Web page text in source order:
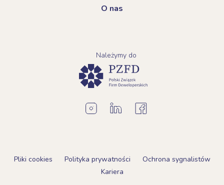
O nas
Należymy do
Pliki cookies Polityka prywatności
Ochrona sygnalistów
Kariera